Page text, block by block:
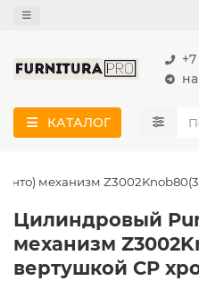
КАТАЛОГ
механизм
Цилиндровый
механизм
вертушкой CP